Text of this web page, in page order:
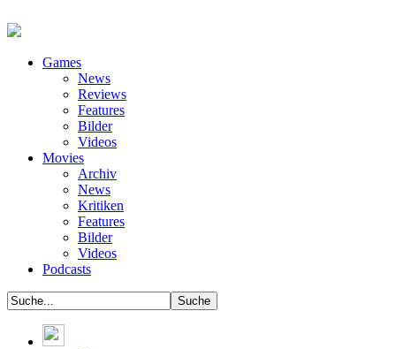
Games
News
Reviews
Features
Bilder
Videos
Movies
Archiv
News
Kritiken
Features
Bilder
Videos
Podcasts